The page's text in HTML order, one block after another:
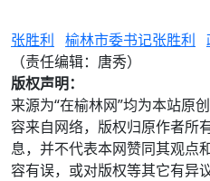
张胜利 榆林市委书记张胜利
（责任编辑：唐秀）
版权声明：
来源为“在榆林网”均为本站原
容来自网络，版权归原作者所
息，并不代表本网赞同其观点
容有误，或对版权等其它有异